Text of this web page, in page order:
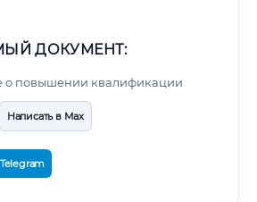
ДОКУМЕНТ:
о повышении квалификации
Написать в Max